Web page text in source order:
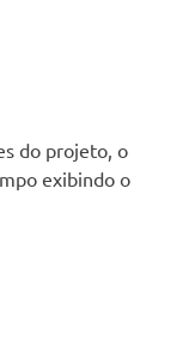
do projeto, o
exibindo o